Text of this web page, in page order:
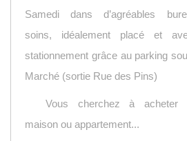
Samedi dans d’agréables
soins, idéalement placé et
stationnement grâce au parking
Marché (sortie Rue des Pins)
Vous cherchez à acheter
maison ou appartement...